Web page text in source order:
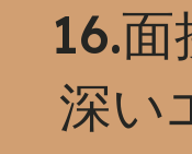
16.
深い